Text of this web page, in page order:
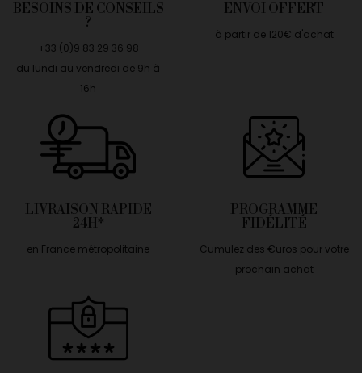
BESOINS DE CONSEILS
?
+33 (0)9 83 29 36 98
du lundi au vendredi de 9h à
16h
ENVOI OFFERT
à partir de 120€ d'achat
LIVRAISON RAPIDE
24H*
en France métropolitaine
PROGRAMME
FIDÉLITÉ
Cumulez des €uros pour votre
prochain achat